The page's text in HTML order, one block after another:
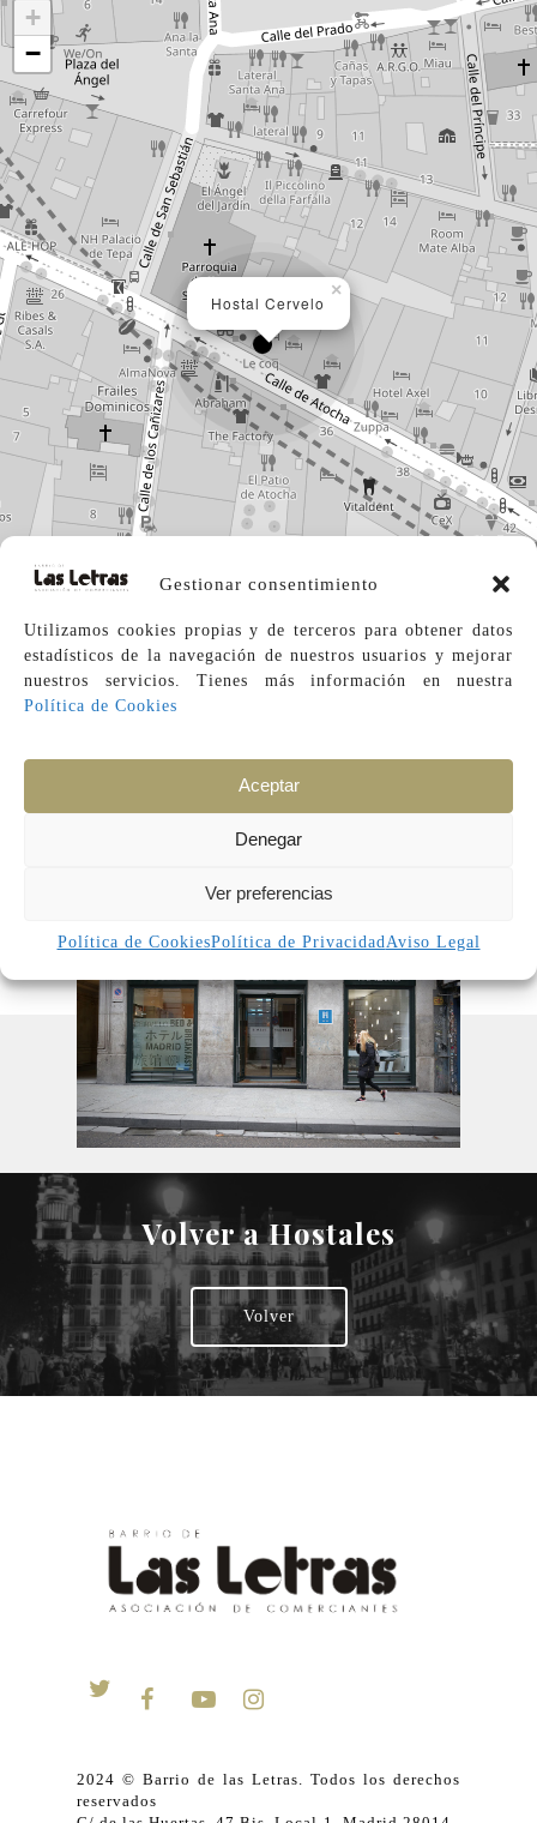
Gestionar consentimiento
Utilizamos cookies propias y de terceros para obtener datos
estadísticos de la navegación de nuestros usuarios y mejorar
nuestros servicios. Tienes más información en
nuestra
Política de Cookies
Aceptar
Denegar
Ver preferencias
Política de CookiesPolítica de Privacidad Aviso Legal
Hostal Cervelo
×
+
−
Hostal Cervelo
Volver a Hostales
Volver
2024 © Barrio de las Letras. Todos los derechos
reservados